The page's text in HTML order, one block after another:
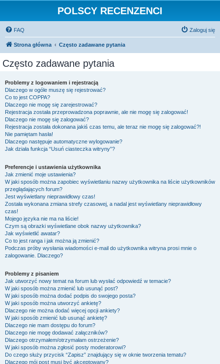
POLSCY RECENZENCI
FAQ Zaloguj się
Strona główna Często zadawane pytania
Często zadawane pytania
Problemy z logowaniem i rejestracją
Dlaczego w ogóle muszę się rejestrować?
Co to jest COPPA?
Dlaczego nie mogę się zarejestrować?
Rejestracja została przeprowadzona poprawnie, ale nie mogę się zalogować!
Dlaczego nie mogę się zalogować?
Rejestracja została dokonana jakiś czas temu, ale teraz nie mogę się zalogować?!
Nie pamiętam hasła!
Dlaczego następuje automatyczne wylogowanie?
Jak działa funkcja “Usuń ciasteczka witryny”?
Preferencje i ustawienia użytkownika
Jak zmienić moje ustawienia?
W jaki sposób można zapobiec wyświetlaniu nazwy użytkownika na liście użytkowników
przeglądających forum?
Jest wyświetlany nieprawidłowy czas!
Została wykonana zmiana strefy czasowej, a nadal jest wyświetlany nieprawidłowy
czas!
Mojego języka nie ma na liście!
Czym są obrazki wyświetlane obok nazwy użytkownika?
Jak wyświetlić awatar?
Co to jest ranga i jak można ją zmienić?
Podczas próby wysłania wiadomości e-mail do użytkownika witryna prosi mnie o
zalogowanie. Dlaczego?
Problemy z pisaniem
Jak utworzyć nowy temat na forum lub wysłać odpowiedź w temacie?
W jaki sposób można zmienić lub usunąć post?
W jaki sposób można dodać podpis do swojego posta?
W jaki sposób można utworzyć ankietę?
Dlaczego nie można dodać więcej opcji ankiety?
W jaki sposób zmienić lub usunąć ankietę?
Dlaczego nie mam dostępu do forum?
Dlaczego nie mogę dodawać załączników?
Dlaczego otrzymałem/otrzymałam ostrzeżenie?
W jaki sposób można zgłosić posty moderatorowi?
Do czego służy przycisk “Zapisz” znajdujący się w oknie tworzenia tematu?
Dlaczego mój post musi być akceptowany?